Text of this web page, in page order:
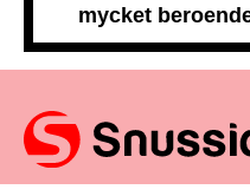
mycket
Snussidan.sehar ett av